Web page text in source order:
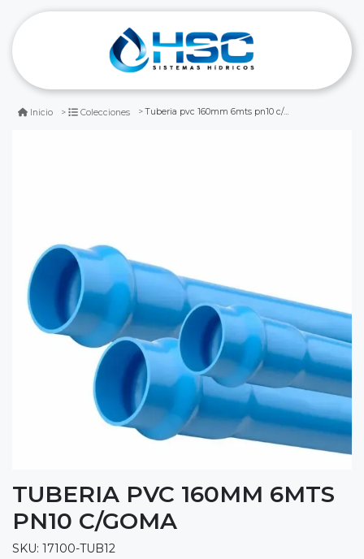
Inicio Colecciones Tuberia pvc 160mm 6mts pn10 c/goma
TUBERIA PVC 160MM 6MTS
PN10 C/GOMA
SKU: 17100-TUB12